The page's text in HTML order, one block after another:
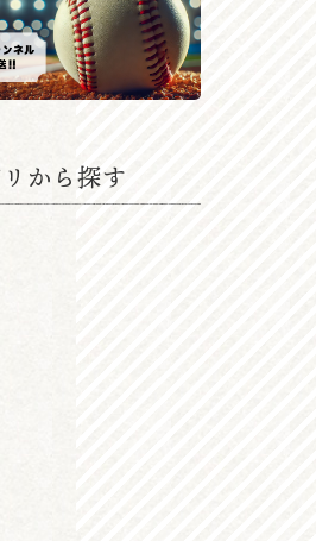
から探す